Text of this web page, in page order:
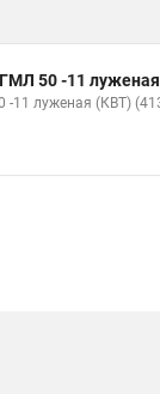
50 -11
-11 луженая (КВТ)